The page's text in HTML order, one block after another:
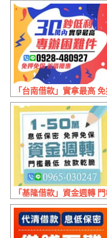
「台南借款」實拿最高
「基隆借款」資金週轉